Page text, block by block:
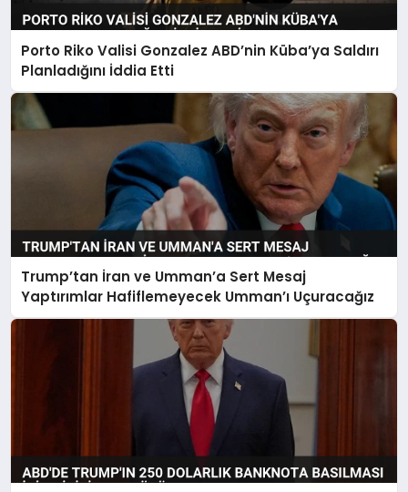
Porto Riko Valisi Gonzalez ABD’nin Küba’ya Saldırı
Planladığını İddia Etti
Trump’tan İran ve Umman’a Sert Mesaj
Yaptırımlar Hafiflemeyecek Umman’ı Uçuracağız